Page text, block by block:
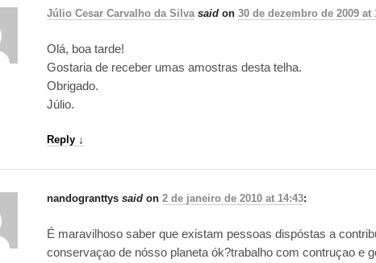
Júlio Cesar Carvalho da Silva said on30 de dezembro de 2009 at
Olá, boa tarde!
Gostaria de receber umas amostras desta telha.
Obrigado.
Júlio.
Reply ↓
nandogranttys said on2 de janeiro de 2010 at 14:43:
É maravilhoso saber que existam pessoas dispóstas a
conservaçao de nósso planeta ók?trabalho com contruçao e